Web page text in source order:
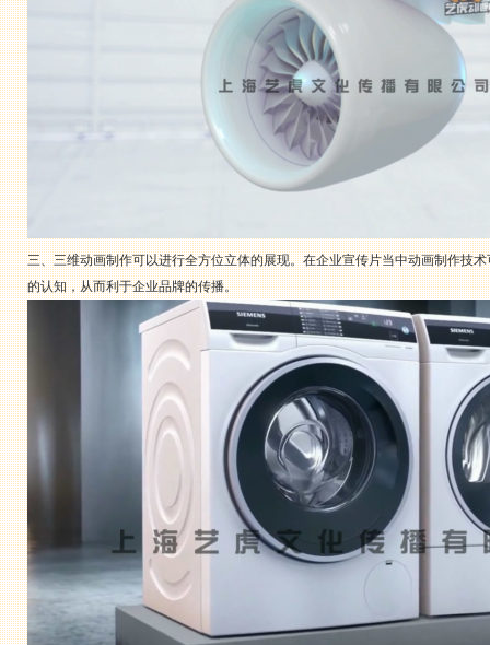
三、三维动画制作可以进行全方位立体的展现。在企业宣传片当中动画制作技
的认知，从而利于企业品牌的传播。